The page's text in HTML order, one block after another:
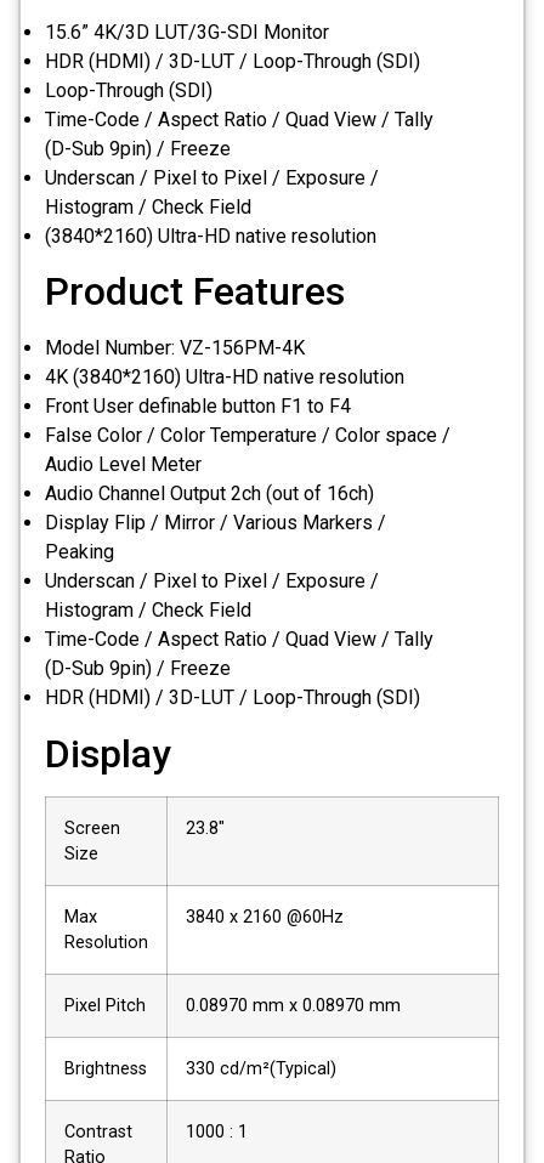
15.6” 4K/3D LUT/3G-SDI Monitor
HDR (HDMI) / 3D-LUT / Loop-Through (SDI)
Loop-Through (SDI)
Time-Code / Aspect Ratio / Quad View / Tally
(D-Sub 9pin) / Freeze
Underscan / Pixel to Pixel / Exposure /
Histogram / Check Field
(3840*2160) Ultra-HD native resolution
Product Features
Model Number: VZ-156PM-4K
4K (3840*2160) Ultra-HD native resolution
Front User definable button F1 to F4
False Color / Color Temperature / Color space /
Audio Level Meter
Audio Channel Output 2ch (out of 16ch)
Display Flip / Mirror / Various Markers /
Peaking
Underscan / Pixel to Pixel / Exposure /
Histogram / Check Field
Time-Code / Aspect Ratio / Quad View / Tally
(D-Sub 9pin) / Freeze
HDR (HDMI) / 3D-LUT / Loop-Through (SDI)
Display
Screen
Size
23.8″
Max
Resolution
3840 x 2160 @60Hz
Pixel Pitch 0.08970 mm x 0.08970 mm
Brightness 330 cd/m²(Typical)
Contrast
Ratio
1000 : 1